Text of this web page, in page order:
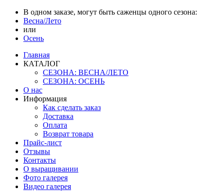
В одном заказе, могут быть саженцы одного сезона:
Весна/Лето
или
Осень
Главная
КАТАЛОГ
СЕЗОНА: ВЕСНА/ЛЕТО
СЕЗОНА: ОСЕНЬ
О нас
Информация
Как сделать заказ
Доставка
Оплата
Возврат товара
Прайс-лист
Отзывы
Контакты
О выращивании
Фото галерея
Видео галерея